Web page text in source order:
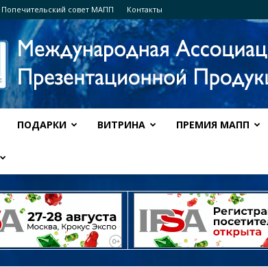
Попечительский совет МАПП Контакты
ПОДАРКИ ВИТРИНА ПРЕМИЯ МАПП